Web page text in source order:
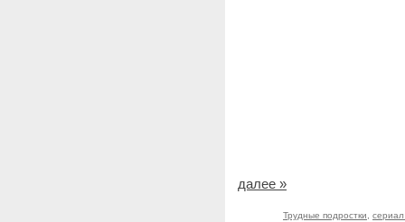
далее »
Трудные подростки